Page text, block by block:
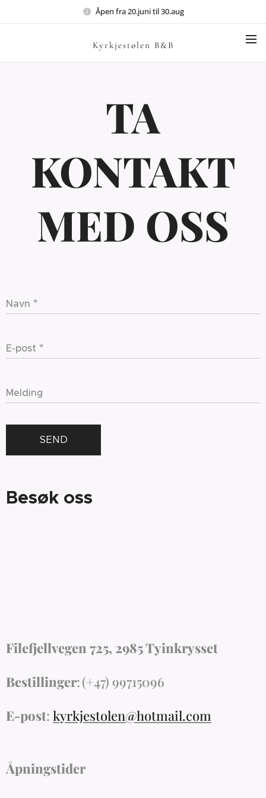
Åpen fra 20.juni til 30.aug
Kyrkjestølen B&B
TA
KONTAKT
MED OSS
Navn
E-post
Melding
SEND
Besøk oss
Filefjellvegen 725, 2985 Tyinkrysset
Bestillinger:(+47) 99715096
E-post: kyrkjestolen@hotmail.com
Åpningstider